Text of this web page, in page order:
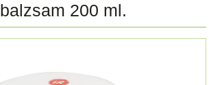
200 ml.